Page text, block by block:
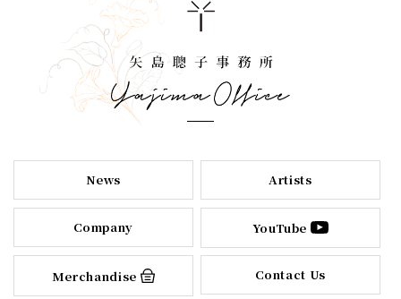
News Artists
Company YouTube
Merchandise Contact Us